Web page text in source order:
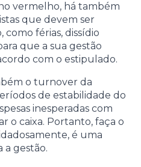
vermelho, há também
que devem ser
férias, dissídio
que a sua gestão
com o estipulado.
o turnover da
de estabilidade do
inesperadas com
o caixa. Portanto, faça o
é uma
a gestão.